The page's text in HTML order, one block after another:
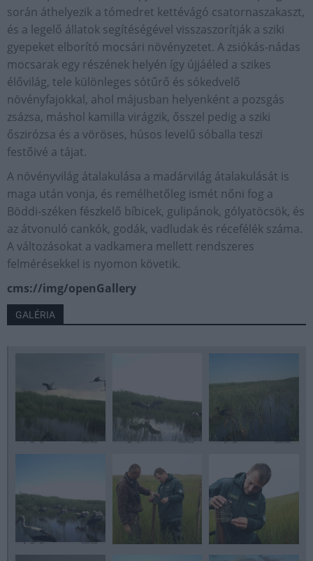
során áthelyezik a tómedret kettévágó csatornaszakaszt,
és a legelő állatok segítéségével visszaszorítják a sziki
gyepeket elborító mocsári növényzetet. A zsiókás-nádas
mocsarak egy részének helyén így újjáéled a szikes
élővilág, tele különleges sótűrő és sókedvelő
növényfajokkal, ahol májusban helyenként a pozsgás
zsázsa, máshol kamilla virágzik, ősszel pedig a sziki
őszirózsa és a vöröses, húsos levelű sóballa teszi
festőivé a tájat.
A növényvilág átalakulása a madárvilág átalakulását is
maga után vonja, és remélhetőleg ismét nőni fog a
Böddi-széken fészkelő bíbicek, gulipánok, gólyatöcsök, és
az átvonuló cankók, godák, vadludak és récefélék száma.
A változásokat a vadkamera mellett rendszeres
felmérésekkel is nyomon követik.
cms://img/openGallery
GALÉRIA